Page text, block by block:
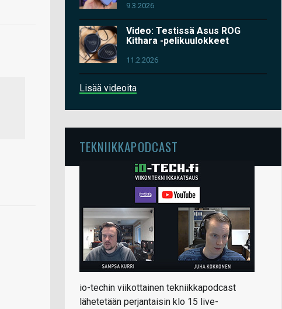
9.3.2026
Video: Testissä Asus ROG
Kithara -pelikuulokkeet
11.2.2026
Lisää videoita
TEKNIIKKAPODCAST
io-techin viikottainen tekniikkapodcast
lähetetään perjantaisin klo 15 live-